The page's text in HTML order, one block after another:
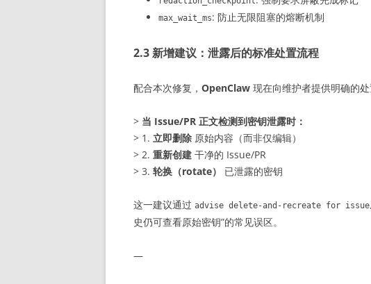
max_wait_ms: 防止无限阻塞的熔断机制
2.3 新增建议：泄露后的标准处置流程
配合本次修复， OpenClaw 现在向维护者提供明确的处
> 当 Issue/PR 正文检测到密钥泄露时：
> 1. 立即删除 原始内容（而非仅编辑）
> 2. 重新创建 干净的 Issue/PR
> 3. 轮换（rotate） 已泄露的密钥
这一建议通过 advise delete-and-recreate for
史仍可查看原始密钥”的常见误区。
—